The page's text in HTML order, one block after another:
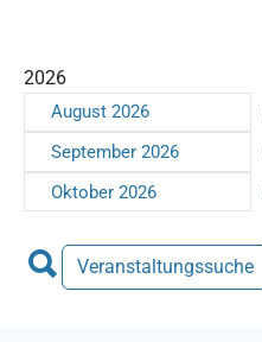
2026
August 2026
September 2026
Oktober 2026
Veranstaltungssuche